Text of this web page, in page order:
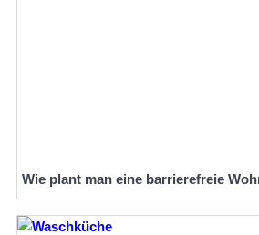
Wie plant man eine barrierefreie